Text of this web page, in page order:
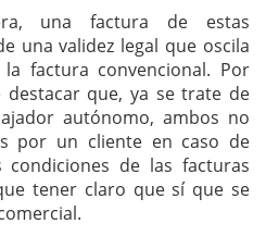
una factura de estas
una validez legal que oscila
factura convencional. Por
que, ya se trate de
autónomo, ambos no
por un cliente en caso de
de las facturas
tener claro que sí que se